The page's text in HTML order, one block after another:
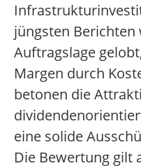
jüngsten
Auftragslage
Margen durch
betonen die
eine solide
Die Bewertung gilt